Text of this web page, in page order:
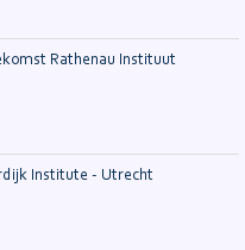
Rathenau Instituut
Institute - Utrecht